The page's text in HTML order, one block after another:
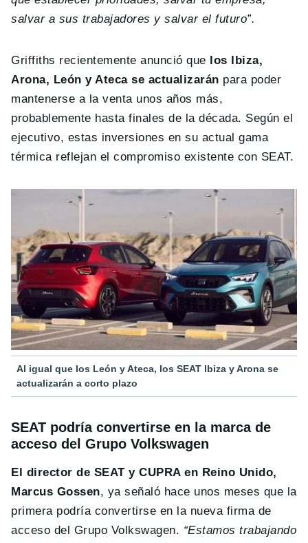
salvar a sus trabajadores y salvar el futuro”.
Griffiths recientemente anunció que los Ibiza,
Arona, León y Ateca se actualizarán para poder
mantenerse a la venta unos años más,
probablemente hasta finales de la década. Según el
ejecutivo, estas inversiones en su actual gama
térmica reflejan el compromiso existente con SEAT.
Al igual que los León y Ateca, los SEAT Ibiza y Arona se
actualizarán a corto plazo
SEAT podría convertirse en la marca de
acceso del Grupo Volkswagen
El director de SEAT y CUPRA en Reino Unido,
Marcus Gossen, ya señaló hace unos meses que la
primera podría convertirse en la nueva firma de
acceso del Grupo Volkswagen. “Estamos trabajando